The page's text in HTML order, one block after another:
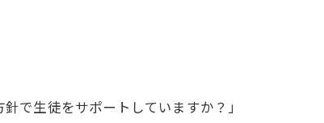
で生徒をサポートしていますか？」